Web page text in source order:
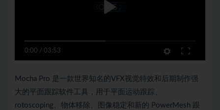
0:00 / 03:53
Mocha Pro 是一款世界知名的VFX视觉特效和后期制作强
大的平面跟踪软件工具，用于平面运动跟踪、
rotoscoping、物体移除、图像稳定和新的 PowerMesh 跟